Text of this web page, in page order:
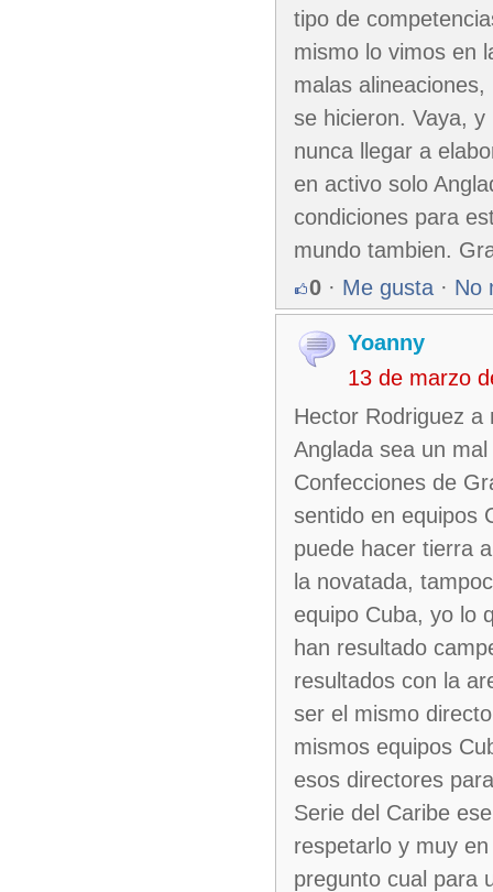
tipo de
mismo lo vimos en
malas
se hicieron. Vaya,
nunca llegar a
en activo solo
condiciones para
mundo tambien.
0 · Me gusta · No
Yoanny
13 de marzo
Hector Rodriguez a
Anglada sea un
Confecciones de
sentido en equipos
puede hacer tierra
la novatada,
equipo Cuba, yo lo
han resultado
resultados con la
ser el mismo
mismos equipos
esos directores
Serie del Caribe
respetarlo y muy
pregunto cual para